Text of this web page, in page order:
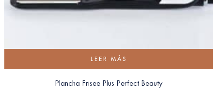
LEER MÁS
Plancha Frisee Plus Perfect Beauty